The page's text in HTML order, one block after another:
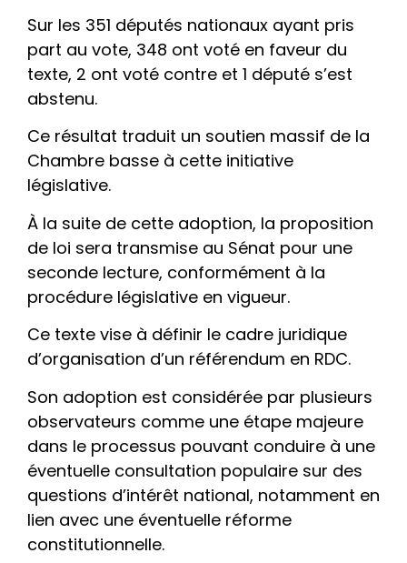
Sur les 351 députés nationaux ayant pris
part au vote, 348 ont voté en faveur du
texte, 2 ont voté contre et 1 député s’est
abstenu.
Ce résultat traduit un soutien massif de la
Chambre basse à cette initiative
législative.
À la suite de cette adoption, la proposition
de loi sera transmise au Sénat pour une
seconde lecture, conformément à la
procédure législative en vigueur.
Ce texte vise à définir le cadre juridique
d’organisation d’un référendum en RDC.
Son adoption est considérée par plusieurs
observateurs comme une étape majeure
dans le processus pouvant conduire à une
éventuelle consultation populaire sur des
questions d’intérêt national, notamment en
lien avec une éventuelle réforme
constitutionnelle.